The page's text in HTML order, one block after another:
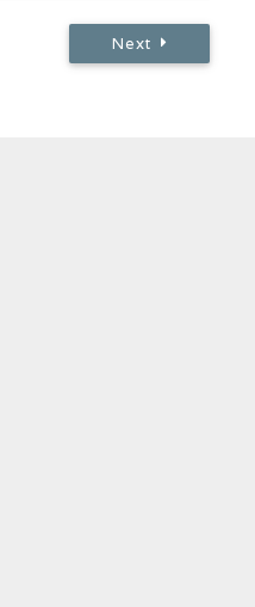
Next